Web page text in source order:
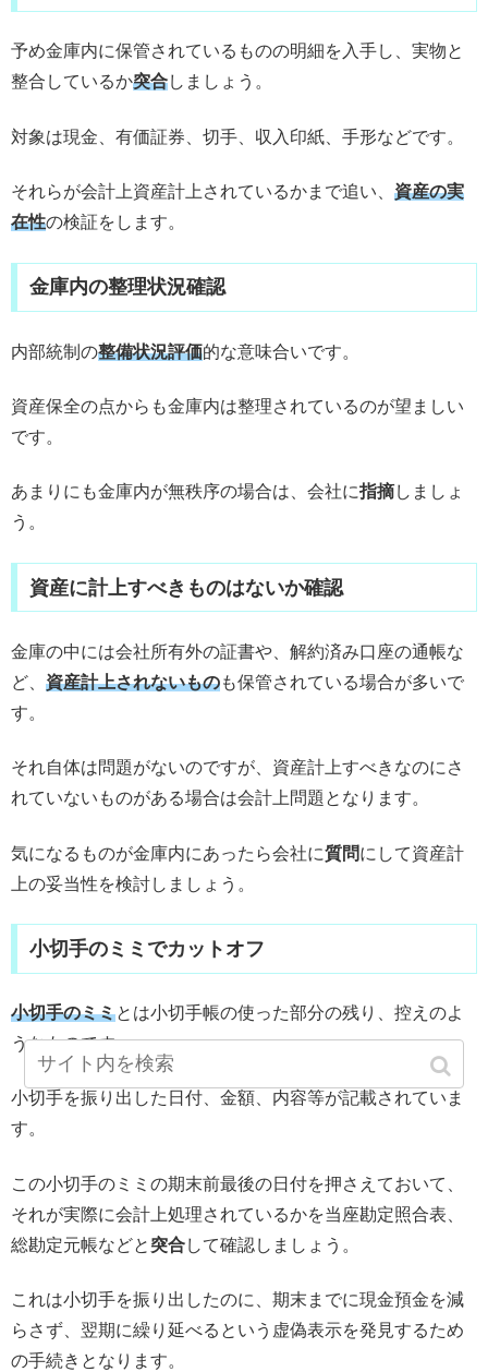
予め金庫内に保管されているものの明細を入手し、実物と
整合しているか突合しましょう。
対象は現金、有価証券、切手、収入印紙、手形などです。
それらが会計上資産計上されているかまで追い、 資産の実
在性の検証をします。
金庫内の整理状況確認
内部統制の整備状況評価的な意味合いです。
資産保全の点からも金庫内は整理されているのが望ましい
です。
あまりにも金庫内が無秩序の場合は、会社に指摘しましょ
う。
資産に計上すべきものはないか確認
金庫の中には会社所有外の証書や、解約済み口座の通帳な
ど、 資産計上されないものも保管されている場合が多いで
す。
それ自体は問題がないのですが、資産計上すべきなのにさ
れていないものがある場合は会計上問題となります。
気になるものが金庫内にあったら会社に質問にして資産計
上の妥当性を検討しましょう。
小切手のミミでカットオフ
小切手のミミとは小切手帳の使った部分の残り、控えのよ
うなものです。
小切手を振り出した日付、金額、内容等が記載されていま
す。
この小切手のミミの期末前最後の日付を押さえておいて、
それが実際に会計上処理されているかを当座勘定照合表、
総勘定元帳などと 突合して確認しましょう。
これは小切手を振り出したのに、期末までに現金預金を減
らさず、翌期に繰り延べるという虚偽表示を発見するため
の手続きとなります。